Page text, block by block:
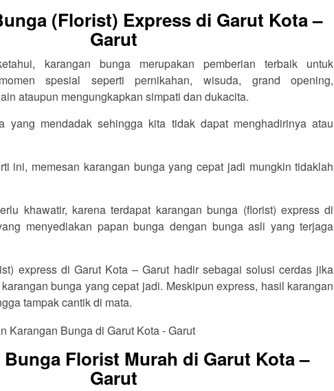
(Florist) Express di Garut Kota –
Garut
karangan bunga merupakan pemberian terbaik untuk
momen spesial seperti pernikahan, wisuda, grand opening,
ataupun mengungkapkan simpati dan dukacita.
yang mendadak sehingga kita tidak dapat menghadirinya atau
ini, memesan karangan bunga yang cepat jadi mungkin tidaklah
khawatir, karena terdapat karangan bunga (florist) express di
menyediakan papan bunga dengan bunga asli yang terjaga
express di Garut Kota – Garut hadir sebagai solusi cerdas jika
bunga yang cepat jadi. Meskipun express, hasil karangan
tampak cantik di mata.
Bunga Florist Murah di Garut Kota –
Garut